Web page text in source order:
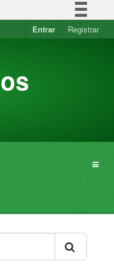
Simplifique!
Acesso à informação
Entrar Registrar